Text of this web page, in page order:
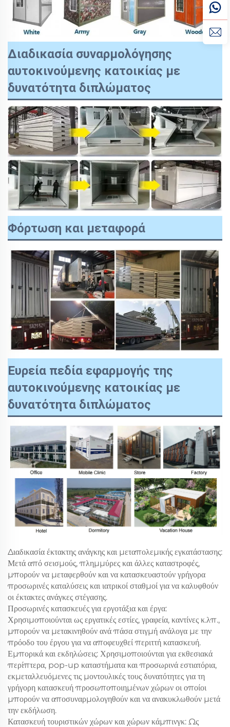
Διαδικασία συναρμολόγησης
αυτοκινούμενης κατοικίας με
δυνατότητα διπλώματος
Φόρτωση και μεταφορά
Ευρεία πεδία εφαρμογής της
αυτοκινούμενης κατοικίας με
δυνατότητα διπλώματος
Διαδικασία έκτακτης ανάγκης και μεταπολεμικής εγκατάστασης:
Μετά από σεισμούς, πλημμύρες και άλλες καταστροφές,
μπορούν να μεταφερθούν και να κατασκευαστούν γρήγορα
προσωρινές καταλύσεις και ιατρικοί σταθμοί για να καλυφθούν
οι έκτακτες ανάγκες στέγασης.
Προσωρινές κατασκευές για εργοτάξια και έργα:
Χρησιμοποιούνται ως εργατικές εστίες, γραφεία, καντίνες κ.λπ.,
μπορούν να μετακινηθούν ανά πάσα στιγμή ανάλογα με την
πρόοδο του έργου για να αποφευχθεί περιττή κατασκευή.
Εμπορικά και εκδηλώσεις: Χρησιμοποιούνται για εκθεσιακά
περίπτερα, pop-up καταστήματα και προσωρινά εστιατόρια,
εκμεταλλευόμενες τις μοντουλικές τους δυνατότητες για τη
γρήγορη κατασκευή προσωποποιημένων χώρων οι οποίοι
μπορούν να αποσυναρμολογηθούν και να ανακυκλωθούν μετά
την εκδήλωση.
Κατασκευή τουριστικών χώρων και χώρων κάμπινγκ: Ως